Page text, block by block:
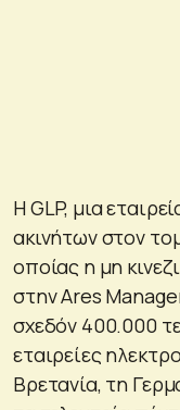
Η GLP, μια
ακινήτων στον
οποίας η μη
στην Ares
σχεδόν 400.000
εταιρείες
Βρετανία, τη